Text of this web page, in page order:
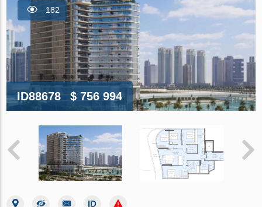
182
ID88678 $ 756 994